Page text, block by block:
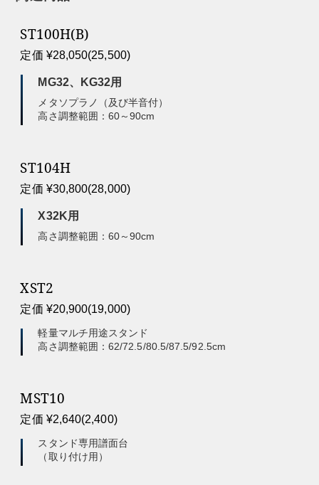
ST100H(B)
定価 ¥28,050(25,500)
MG32、KG32用
メタソプラノ（及び半音付）
高さ調整範囲：60～90cm
ST104H
定価 ¥30,800(28,000)
X32K用
高さ調整範囲：60～90cm
XST2
定価 ¥20,900(19,000)
軽量マルチ用途スタンド
高さ調整範囲：62/72.5/80.5/87.5/92.5cm
MST10
定価 ¥2,640(2,400)
スタンド専用譜面台
（取り付け用）